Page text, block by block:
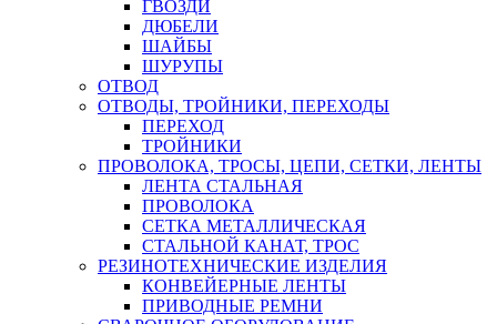
ГВОЗДИ
ДЮБЕЛИ
ШАЙБЫ
ШУРУПЫ
ОТВОД
ОТВОДЫ, ТРОЙНИКИ, ПЕРЕХОДЫ
ПЕРЕХОД
ТРОЙНИКИ
ПРОВОЛОКА, ТРОСЫ, ЦЕПИ, СЕТКИ, ЛЕНТЫ
ЛЕНТА СТАЛЬНАЯ
ПРОВОЛОКА
СЕТКА МЕТАЛЛИЧЕСКАЯ
СТАЛЬНОЙ КАНАТ, ТРОС
РЕЗИНОТЕХНИЧЕСКИЕ ИЗДЕЛИЯ
КОНВЕЙЕРНЫЕ ЛЕНТЫ
ПРИВОДНЫЕ РЕМНИ